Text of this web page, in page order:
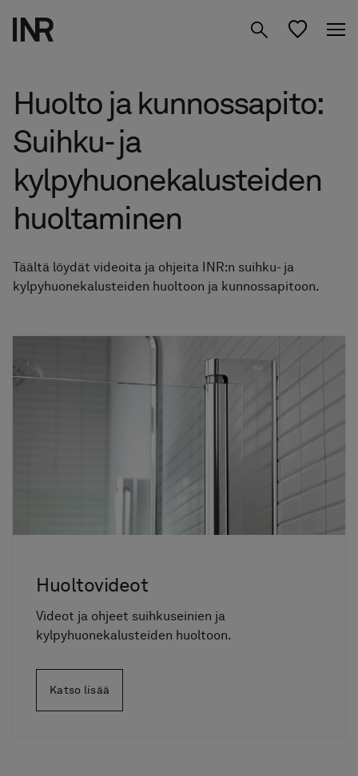
Tuotteet
Suihkuseinät
Kylpyhuone­kalusteet
Peilit
Hanat & tarvikkeet
Pyyhekuivaimet
Graniittikeramiikka
Inspiraatio
Suunnittele
kylpyhuoneesi
01 Löydä Moodisi
02 Suunnittele Studiossa
03 Siirry jälleenmyyjälle
Tietoa meistä
Studio
Huolto ja kunnossapito:
Suihku- ja
kylpyhuonekalusteiden
huoltaminen
Täältä löydät videoita ja ohjeita INR:n suihku- ja
kylpyhuonekalusteiden huoltoon ja kunnossapitoon.
Huoltovideot
Videot ja ohjeet suihkuseinien ja
kylpyhuonekalusteiden huoltoon.
Katso lisää